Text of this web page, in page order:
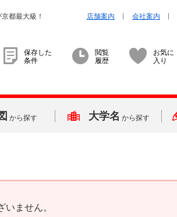
都最大級！ 店舗案内 会社案内
保存した
条件
閲覧
履歴
お気に
入り
から探す 大学名 から探す
いません。